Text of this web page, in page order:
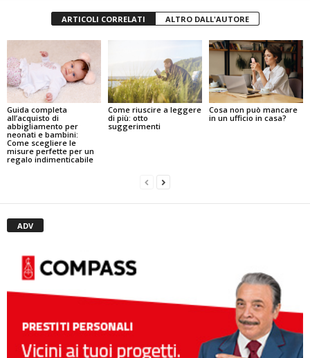
ARTICOLI CORRELATI ALTRO DALL'AUTORE
Guida completa
all’acquisto di
abbigliamento per
neonati e bambini:
Come scegliere le
misure perfette per un
regalo indimenticabile
Come riuscire a leggere
di più: otto
suggerimenti
Cosa non può mancare
in un ufficio in casa?
ADV